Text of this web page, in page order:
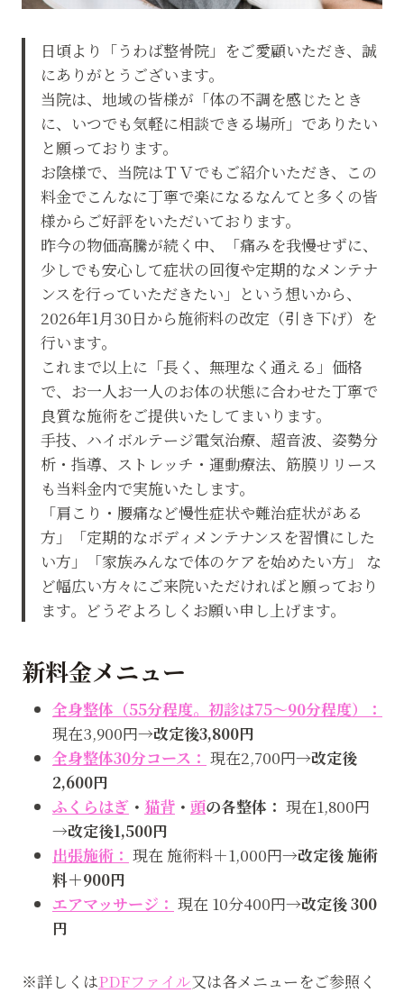
日頃より「うわば整骨院」をご愛顧いただき、誠
にありがとうございます。
当院は、地域の皆様が「体の不調を感じたとき
に、いつでも気軽に相談できる場所」でありたい
と願っております。
お陰様で、当院はＴＶでもご紹介いただき、この
料金でこんなに丁寧で楽になるなんてと多くの皆
様からご好評をいただいております。
昨今の物価高騰が続く中、「痛みを我慢せずに、
少しでも安心して症状の回復や定期的なメンテナ
ンスを行っていただきたい」という想いから、
2026年1月30日から施術料の改定（引き下げ）を
行います。
これまで以上に「長く、無理なく通える」価格
で、お一人お一人のお体の状態に合わせた丁寧で
良質な施術をご提供いたしてまいります。
手技、ハイボルテージ電気治療、超音波、姿勢分
析・指導、ストレッチ・運動療法、筋膜リリース
も当料金内で実施いたします。
「肩こり・腰痛など慢性症状や難治症状がある
方」「定期的なボディメンテナンスを習慣にした
い方」「家族みんなで体のケアを始めたい方」 な
ど幅広い方々にご来院いただければと願っており
ます。どうぞよろしくお願い申し上げます。
新料金メニュー
全身整体（55分程度。初診は75～90分程度）：
現在3,900円→改定後3,800円
全身整体30分コース： 現在2,700円→改定後
2,600円
ふくらはぎ ・ 猫背 ・ 頭の各整体： 現在1,800円
→改定後1,500円
出張施術： 現在 施術料＋1,000円→改定後 施術
料＋900円
エアマッサージ： 現在 10分400円→改定後 300
円
※詳しくはPDFファイル又は各メニューをご参照く